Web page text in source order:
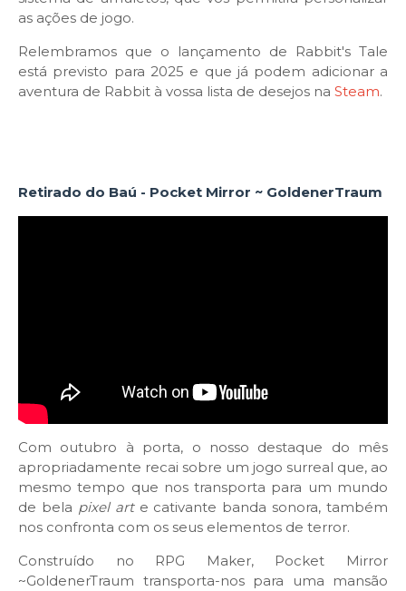
as ações de jogo.
Relembramos que o lançamento de Rabbit's Tale
está previsto para 2025 e que já podem adicionar a
aventura de Rabbit à vossa lista de desejos na Steam.
Retirado do Baú - Pocket Mirror ~ GoldenerTraum
Com outubro à porta, o nosso destaque do mês
apropriadamente recai sobre um jogo surreal que, ao
mesmo tempo que nos transporta para um mundo
de bela pixel arte cativante banda sonora, também
nos confronta com os seus elementos de terror.
Construído no RPG Maker, Pocket Mirror
~GoldenerTraum transporta-nos para uma mansão